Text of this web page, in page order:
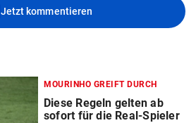
Jetzt kommentieren
MOURINHO GREIFT DURCH
Diese Regeln gelten ab
sofort für die Real-Spieler